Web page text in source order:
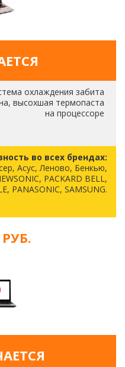
охлаждения забита
высохшая термопаста
на процессоре
во всех брендах:
Асус, Леново, Бенкью,
PACKARD BELL,
PANASONIC, SAMSUNG.